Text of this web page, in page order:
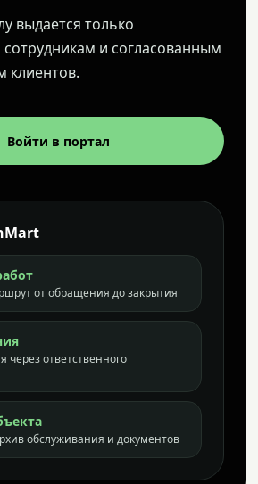
выдается только
и согласованным
клиентов.
Войти в портал
от обращения до закрытия
через ответственного
обслуживания и документов